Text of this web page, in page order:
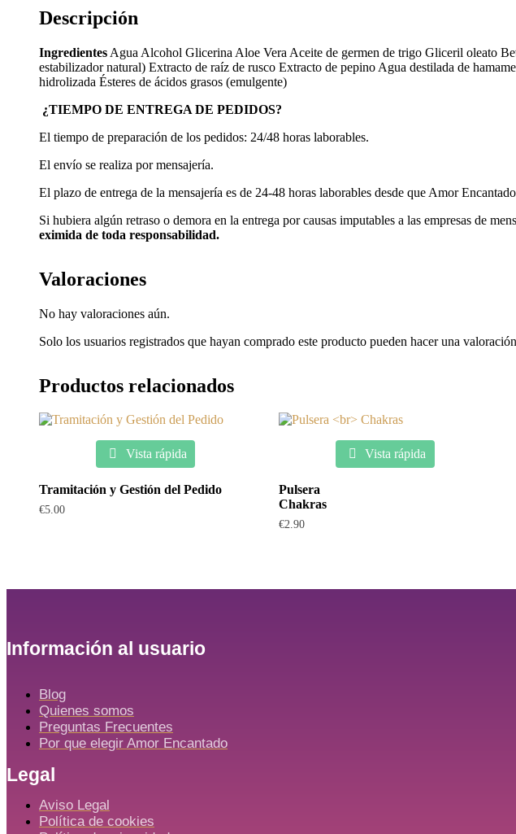
Descripción
Ingredientes Agua Alcohol Glicerina Aloe Vera Aceite de germen de trigo Gliceril oleato
estabilizador natural) Extracto de raíz de rusco Extracto de pepino Agua destilada de
hidrolizada Ésteres de ácidos grasos (emulgente)
¿TIEMPO DE ENTREGA DE PEDIDOS?
El tiempo de preparación de los pedidos: 24/48 horas laborables.
El envío se realiza por mensajería.
El plazo de entrega de la mensajería es de 24-48 horas laborables desde que Amor
Si hubiera algún retraso o demora en la entrega por causas imputables a las empresas de
eximida de toda responsabilidad.
Valoraciones
No hay valoraciones aún.
Solo los usuarios registrados que hayan comprado este producto pueden hacer una
Productos relacionados
Vista rápida
Tramitación y Gestión del Pedido
€5.00
Vista rápida
Pulsera
Chakras
€2.90
Información al usuario
Blog
Quienes somos
Preguntas Frecuentes
Por que elegir Amor Encantado
Legal
Aviso Legal
Política de cookies